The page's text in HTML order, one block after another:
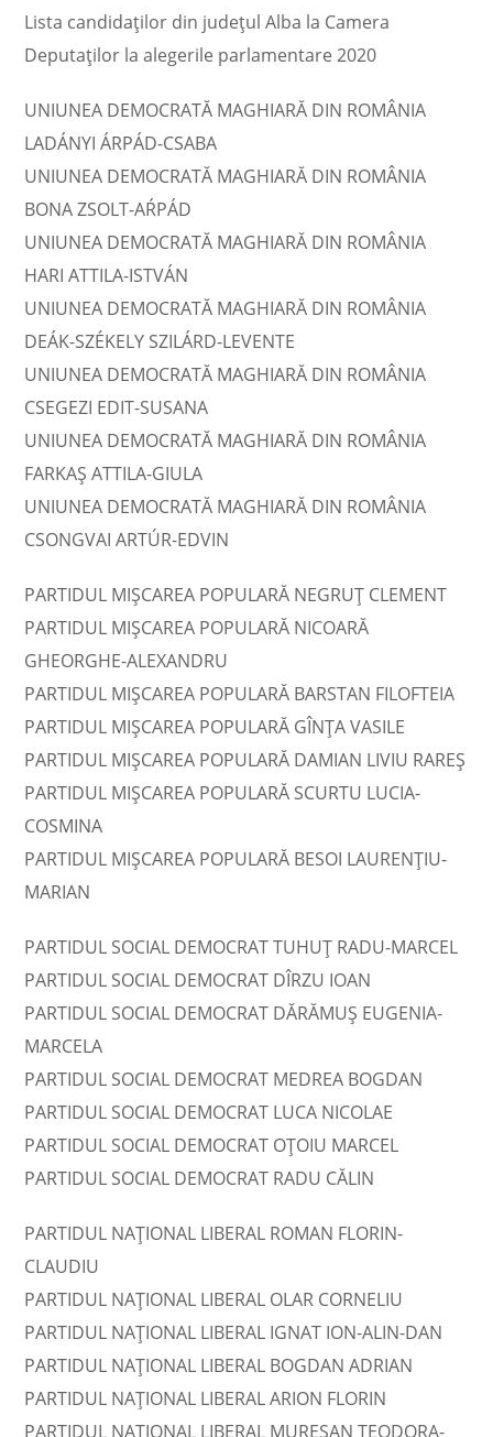
Lista candidaţilor din judeţul Alba la Camera
Deputaţilor la alegerile parlamentare 2020
UNIUNEA DEMOCRATĂ MAGHIARĂ DIN ROMÂNIA
LADÁNYI ÁRPÁD-CSABA
UNIUNEA DEMOCRATĂ MAGHIARĂ DIN ROMÂNIA
BONA ZSOLT-AŔPÁD
UNIUNEA DEMOCRATĂ MAGHIARĂ DIN ROMÂNIA
HARI ATTILA-ISTVÁN
UNIUNEA DEMOCRATĂ MAGHIARĂ DIN ROMÂNIA
DEÁK-SZÉKELY SZILÁRD-LEVENTE
UNIUNEA DEMOCRATĂ MAGHIARĂ DIN ROMÂNIA
CSEGEZI EDIT-SUSANA
UNIUNEA DEMOCRATĂ MAGHIARĂ DIN ROMÂNIA
FARKAŞ ATTILA-GIULA
UNIUNEA DEMOCRATĂ MAGHIARĂ DIN ROMÂNIA
CSONGVAI ARTÚR-EDVIN
PARTIDUL MIȘCAREA POPULARĂ NEGRUŢ CLEMENT
PARTIDUL MIȘCAREA POPULARĂ NICOARĂ
GHEORGHE-ALEXANDRU
PARTIDUL MIȘCAREA POPULARĂ BARSTAN FILOFTEIA
PARTIDUL MIȘCAREA POPULARĂ GÎNŢA VASILE
PARTIDUL MIȘCAREA POPULARĂ DAMIAN LIVIU RAREŞ
PARTIDUL MIȘCAREA POPULARĂ SCURTU LUCIA-
COSMINA
PARTIDUL MIȘCAREA POPULARĂ BESOI LAURENŢIU-
MARIAN
PARTIDUL SOCIAL DEMOCRAT TUHUŢ RADU-MARCEL
PARTIDUL SOCIAL DEMOCRAT DÎRZU IOAN
PARTIDUL SOCIAL DEMOCRAT DĂRĂMUŞ EUGENIA-
MARCELA
PARTIDUL SOCIAL DEMOCRAT MEDREA BOGDAN
PARTIDUL SOCIAL DEMOCRAT LUCA NICOLAE
PARTIDUL SOCIAL DEMOCRAT OŢOIU MARCEL
PARTIDUL SOCIAL DEMOCRAT RADU CĂLIN
PARTIDUL NAȚIONAL LIBERAL ROMAN FLORIN-
CLAUDIU
PARTIDUL NAȚIONAL LIBERAL OLAR CORNELIU
PARTIDUL NAȚIONAL LIBERAL IGNAT ION-ALIN-DAN
PARTIDUL NAȚIONAL LIBERAL BOGDAN ADRIAN
PARTIDUL NAȚIONAL LIBERAL ARION FLORIN
PARTIDUL NAȚIONAL LIBERAL MUREŞAN TEODORA-